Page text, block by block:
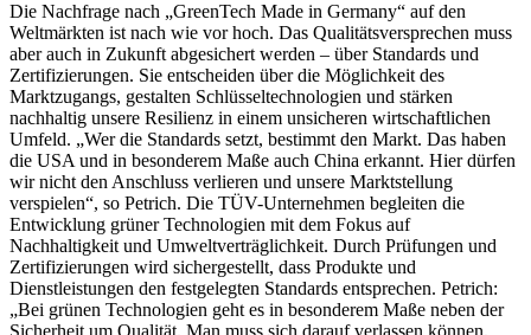
Die Nachfrage nach „GreenTech Made in Germany“ auf den
Weltmärkten ist nach wie vor hoch. Das Qualitätsversprechen muss
aber auch in Zukunft abgesichert werden – über Standards und
Zertifizierungen. Sie entscheiden über die Möglichkeit des
Marktzugangs, gestalten Schlüsseltechnologien und stärken
nachhaltig unsere Resilienz in einem unsicheren wirtschaftlichen
Umfeld. „Wer die Standards setzt, bestimmt den Markt. Das haben
die USA und in besonderem Maße auch China erkannt. Hier dürfen
wir nicht den Anschluss verlieren und unsere Marktstellung
verspielen“, so Petrich. Die TÜV-Unternehmen begleiten die
Entwicklung grüner Technologien mit dem Fokus auf
Nachhaltigkeit und Umweltverträglichkeit. Durch Prüfungen und
Zertifizierungen wird sichergestellt, dass Produkte und
Dienstleistungen den festgelegten Standards entsprechen. Petrich:
„Bei grünen Technologien geht es in besonderem Maße neben der